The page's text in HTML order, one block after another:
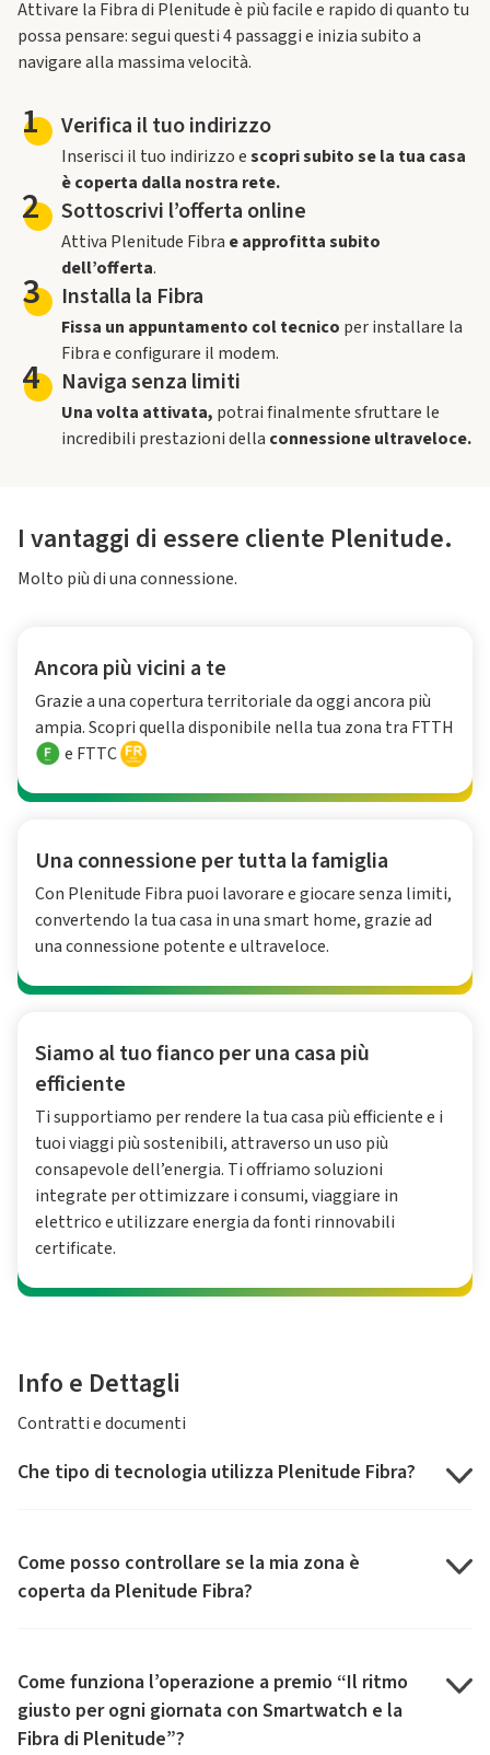
Attivare la Fibra di Plenitude è più facile e rapido di quanto tu
possa pensare: segui questi 4 passaggi e inizia subito a
navigare alla massima velocità.
1 Verifica il tuo indirizzo
Inserisci il tuo indirizzo escopri subito se la tua casa
è coperta dalla nostra rete.
2 Sottoscrivi l’offerta online
Attiva Plenitude Fibra e approfitta subito
dell’offerta.
3 Installa la Fibra
Fissa un appuntamento col tecnico per installare la
Fibra e configurare il modem.
4 Naviga senza limiti
Una volta attivata, potrai finalmente sfruttare le
incredibili prestazioni della connessione ultraveloce.
I vantaggi di essere cliente Plenitude.
Molto più di una connessione.
Ancora più vicini a te
Grazie a una copertura territoriale da oggi ancora più
ampia. Scopri quella disponibile nella tua zona tra FTTH
e FTTC
Una connessione per tutta la famiglia
Con Plenitude Fibra puoi lavorare e giocare senza limiti,
convertendo la tua casa in una smart home, grazie ad
una connessione potente e ultraveloce.
Siamo al tuo fianco per una casa più
efficiente
Ti supportiamo per rendere la tua casa più efficiente e i
tuoi viaggi più sostenibili, attraverso un uso più
consapevole dell’energia. Ti offriamo soluzioni
integrate per ottimizzare i consumi, viaggiare in
elettrico e utilizzare energia da fonti rinnovabili
certificate.
Info e Dettagli
Contratti e documenti
Che tipo di tecnologia utilizza Plenitude Fibra?
Come posso controllare se la mia zona è
coperta da Plenitude Fibra?
Come funziona l’operazione a premio “Il ritmo
giusto per ogni giornata con Smartwatch e la
Fibra di Plenitude”?